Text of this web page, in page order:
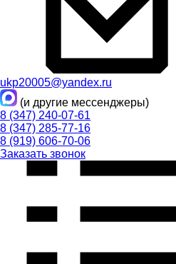
ukp20005@yandex.ru
(и другие мессенджеры)
8 (347) 240-07-61
8 (347) 285-77-16
8 (919) 606-70-06
Заказать звонок